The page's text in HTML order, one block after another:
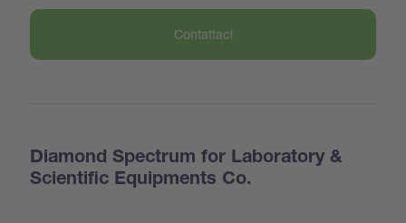
Contattaci
Diamond Spectrum for Laboratory &
Scientific Equipments Co.